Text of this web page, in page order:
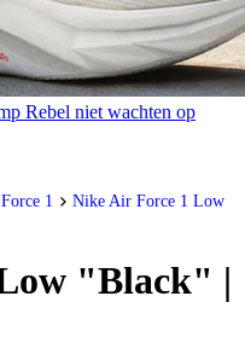
Rebel niet wachten op
1 Nike Air Force 1 Low
"Black" |